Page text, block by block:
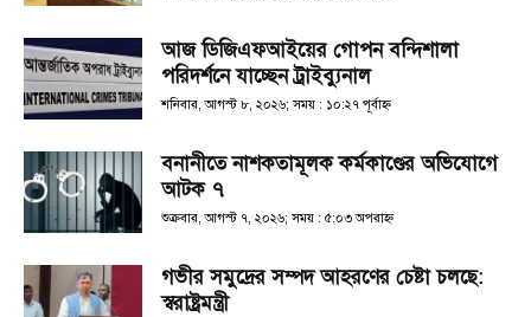
আজ ডিজিএফআইয়ের গোপন বন্দিশালা
পরিদর্শনে যাচ্ছেন ট্রাইব্যুনাল
শনিবার, আগস্ট ৮, ২০২৬; সময় : ১০:২৭ পূর্বাহ্ণ
বনানীতে নাশকতামূলক কর্মকাণ্ডের অভিযোগে
আটক ৭
শুক্রবার, আগস্ট ৭, ২০২৬; সময় : ৫:০৩ অপরাহ্ণ
গভীর সমুদ্রের সম্পদ আহরণের চেষ্টা চলছে:
স্বরাষ্ট্রমন্ত্রী